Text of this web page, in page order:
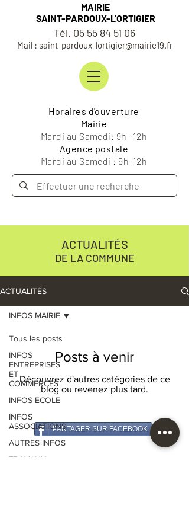
MAIRIE
SAINT-PARDOUX-L'ORTIGIER
Tél. 05 55 84 51 06
Mail : saint-pardoux-lortigier@mairie19.fr
Horaires d'ouverture
Mairie
Mardi au Samedi: 9h -12h
Agence postale
Mardi au Samedi : 9h-12h
ACTUALITÉS
DE LA COMMUNE
ACTUALITÉS
Tous les posts
INFOS
ENTREPRISES
ET
COMMERCES
INFOS ECOLE
INFOS
ASSOCIATIONS
AUTRES INFOS
TRAVAUX
INFOS MAIRIE
Posts à venir
Découvrez d'autres catégories de ce
blog ou revenez plus tard.
PARTAGER SUR FACEBOOK
MAIRIE DE SAINT-PARDOUX L'ORTIGIER